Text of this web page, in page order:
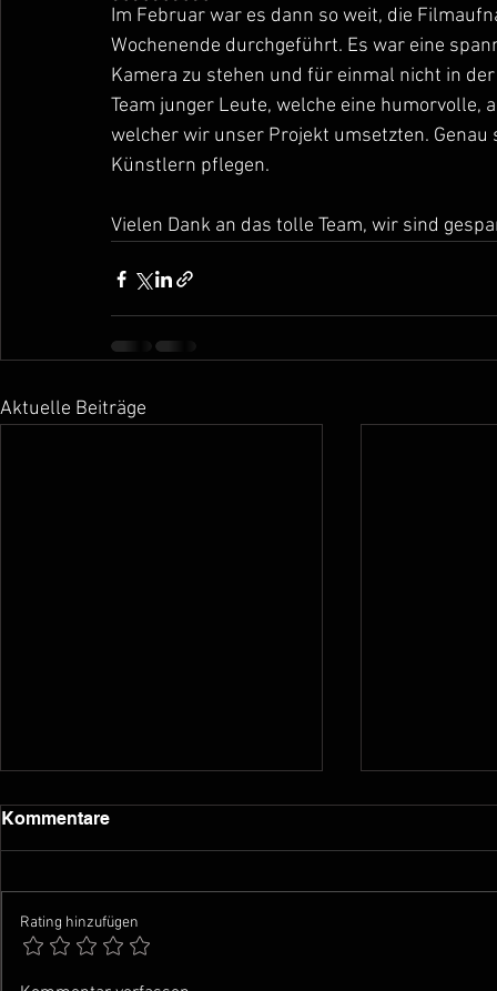
Im Februar war es dann so weit, die
Wochenende durchgeführt. Es war eine
Kamera zu stehen und für einmal nicht in
Team junger Leute, welche eine
welcher wir unser Projekt umsetzten.
Künstlern pflegen.
Vielen Dank an das tolle Team, wir sind
Aktuelle Beiträge
Kommentare
Rating hinzufügen